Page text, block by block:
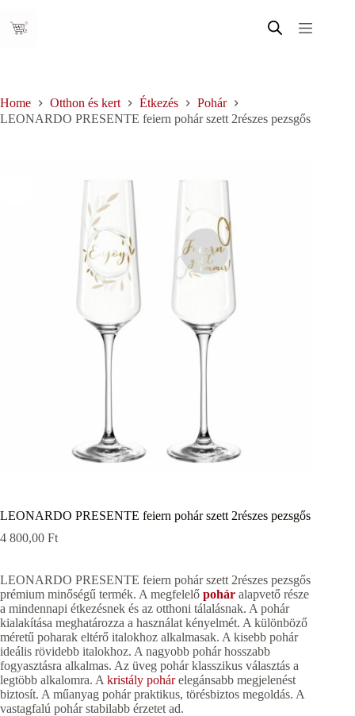
content
Home Otthon és kert Étkezés
Pohár
LEONARDO PRESENTE feiern pohár szett 2részes pezsgős
LEONARDO PRESENTE feiern pohár szett 2részes pezsgős
4 800,00 Ft
LEONARDO PRESENTE feiern pohár szett 2részes pezsgős
prémium minőségű termék. A megfelelő pohár alapvető része
a mindennapi étkezésnek és az otthoni tálalásnak. A pohár
kialakítása meghatározza a használat kényelmét. A különböző
méretű poharak eltérő italokhoz alkalmasak. A kisebb pohár
ideális rövidebb italokhoz. A nagyobb pohár hosszabb
fogyasztásra alkalmas. Az üveg pohár klasszikus választás a
legtöbb alkalomra. A kristály pohárelegánsabb megjelenést
biztosít. A műanyag pohár praktikus, törésbiztos megoldás. A
vastagfalú pohár stabilabb érzetet ad.